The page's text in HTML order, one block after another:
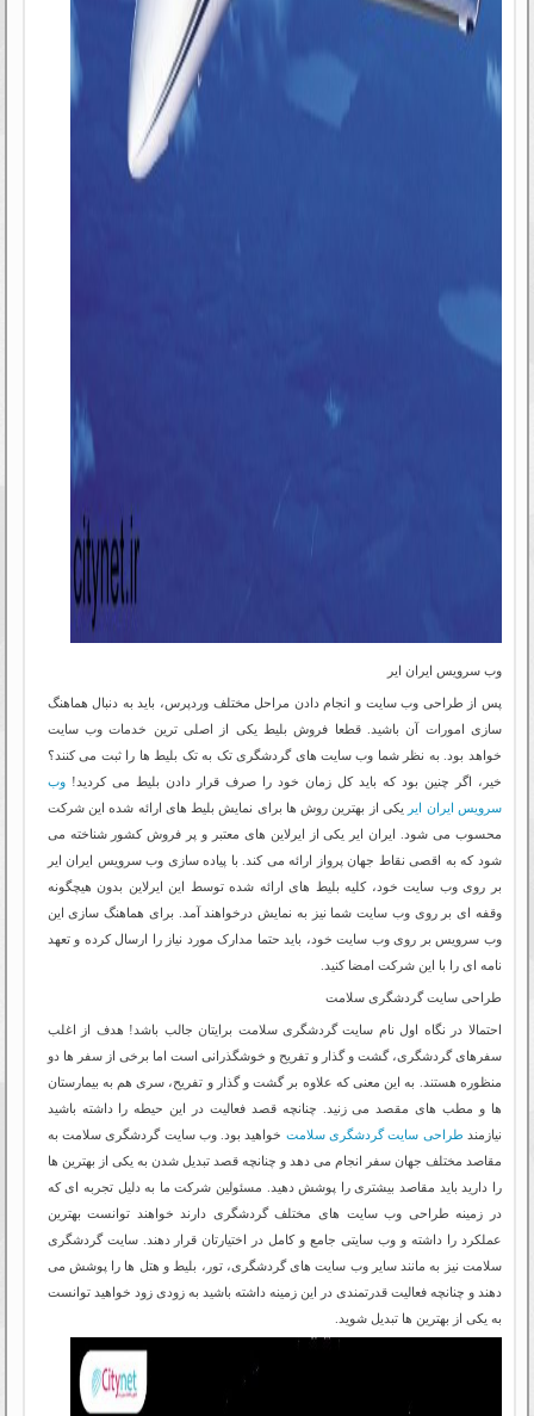
وب سرویس ایران ایر
پس از طراحی وب سایت و انجام دادن مراحل مختلف وردپرس، باید به دنبال هماهنگ
سازی امورات آن باشید. قطعا فروش بلیط یکی از اصلی ترین خدمات وب سایت
خواهد بود. به نظر شما وب سایت های گردشگری تک به تک بلیط ها را ثبت می کنند؟
خیر، اگر چنین بود که باید کل زمان خود را صرف قرار دادن بلیط می کردید!وب
سرویس ایران ایر یکی از بهترین روش ها برای نمایش بلیط های ارائه شده این شرکت
محسوب می شود. ایران ایر یکی از ایرلاین های معتبر و پر فروش کشور شناخته می
شود که به اقصی نقاط جهان پرواز ارائه می کند. با پیاده سازی وب سرویس ایران ایر
بر روی وب سایت خود، کلیه بلیط های ارائه شده توسط این ایرلاین بدون هیچگونه
وقفه ای بر روی وب سایت شما نیز به نمایش درخواهند آمد. برای هماهنگ سازی این
وب سرویس بر روی وب سایت خود، باید حتما مدارک مورد نیاز را ارسال کرده و تعهد
نامه ای را با این شرکت امضا کنید.
طراحی سایت گردشگری سلامت
احتمالا در نگاه اول نام سایت گردشگری سلامت برایتان جالب باشد! هدف از اغلب
سفرهای گردشگری، گشت و گذار و تفریح و خوشگذرانی است اما برخی از سفر ها دو
منظوره هستند. به این معنی که علاوه بر گشت و گذار و تفریح، سری هم به بیمارستان
ها و مطب های مقصد می زنید. چنانچه قصد فعالیت در این حیطه را داشته باشید
نیازمند طراحی سایت گردشگری سلامت خواهید بود. وب سایت گردشگری سلامت به
مقاصد مختلف جهان سفر انجام می دهد و چنانچه قصد تبدیل شدن به یکی از بهترین ها
را دارید باید مقاصد بیشتری را پوشش دهید. مسئولین شرکت ما به دلیل تجربه ای که
در زمینه طراحی وب سایت های مختلف گردشگری دارند خواهند توانست بهترین
عملکرد را داشته و وب سایتی جامع و کامل در اختیارتان قرار دهند. سایت گردشگری
سلامت نیز به مانند سایر وب سایت های گردشگری، تور، بلیط و هتل ها را پوشش می
دهند و چنانچه فعالیت قدرتمندی در این زمینه داشته باشید به زودی زود خواهید توانست
به یکی از بهترین ها تبدیل شوید.